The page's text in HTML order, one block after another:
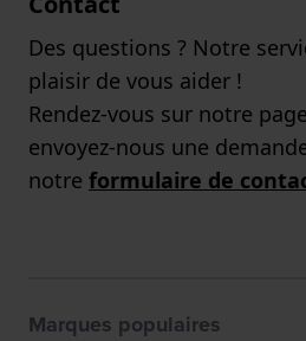
Des questions ? Notre
plaisir de vous aider !
Rendez-vous sur notre
envoyez-nous une
notre formulaire de
Marques populaires